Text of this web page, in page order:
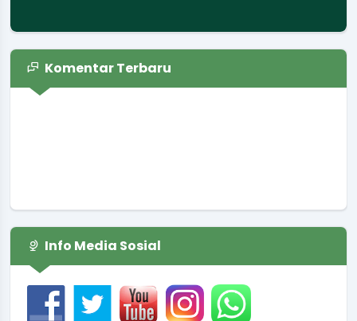
Komentar Terbaru
Info Media Sosial